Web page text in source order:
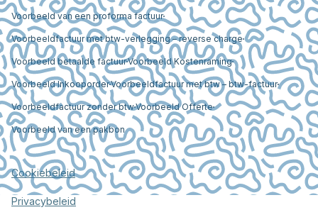
Voorbeeld van een proforma factuur
Voorbeeldfactuur met btw-verlegging – reverse charge
Voorbeeld betaalde factuurVoorbeeld Kostenraming
Voorbeeld InkooporderVoorbeeldfactuur met btw – btw-factuur
Voorbeeldfactuur zonder btwVoorbeeld Offerte
Voorbeeld van een pakbon
Cookiebeleid
Privacybeleid